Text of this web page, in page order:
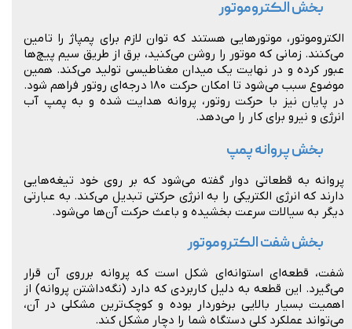
بخش الکتروموتور
الکتروموتور، موتورهایی هستند که توان لازم برای پمپاژ را تامین
می‌کنند. زمانی که موتور را روشن می‌کنید،‌ برق از طریق سیم پیچ‌ها
عبور کرده و در نهایت یک میدان مغناطیسی تولید می‌کند. همین
موضوع سبب می‌شود تا امکان حرکت ۱۸۰ درجه‌ای روتور فراهم شود.
در پایان نیز با حرکت روتور، پروانه هدایت شده و به پمپ آب
انرژی و نیرو برای کار را می‌دهد.
بخش پروانه پمپ
پروانه به قطعاتی دوار گفته می‌شود که بر روی خود تیغه‌هایی
دارند که انرژی الکتریکی را به انرژی حرکتی تبدیل می‌کند. به عبارتی
دیگر به سیالات سرعت بخشیده و باعث حرکت آن‌ها می‌شود.
بخش شفت الکتروموتور
شفت، قطعه‌ای استوانه‌ای شکل است که پروانه برروی آن قرار
می‌گیرد. این قطعه به دلیل کاربردی که دارد (نگه‌داشتن پروانه) از
اهمیت بسیار بالایی برخوردار بوده و کوچک‌ترین مشکلی در آن،
می‌تواند عملکرد کلی دستگاه شما را دچار مشکل کند.